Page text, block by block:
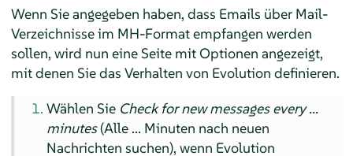
Wenn Sie angegeben haben, dass Emails über Mail-
Verzeichnisse im MH-Format empfangen werden
sollen, wird nun eine Seite mit Optionen angezeigt,
mit denen Sie das Verhalten von Evolution definieren.
Wählen Sie Check for new messages every ...
minutes(Alle ... Minuten nach neuen
Nachrichten suchen), wenn Evolution